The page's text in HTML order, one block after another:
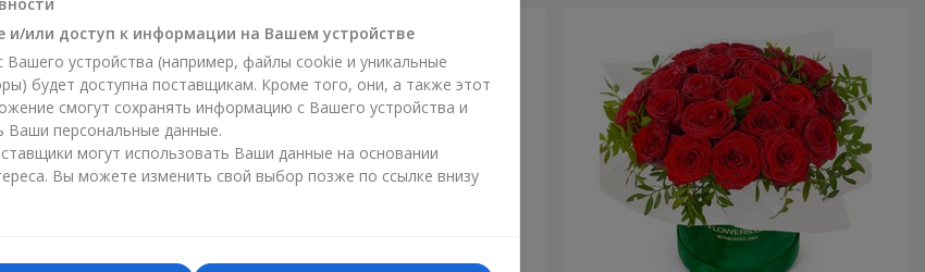
и/или доступ к информации на Вашем устройстве
устройства (например, файлы cookie и уникальные
будет доступна поставщикам. Кроме того, они, а также этот
смогут сохранять информацию с Вашего устройства и
Ваши персональные данные.
могут использовать Ваши данные на основании
Вы можете изменить свой выбор позже по ссылке внизу